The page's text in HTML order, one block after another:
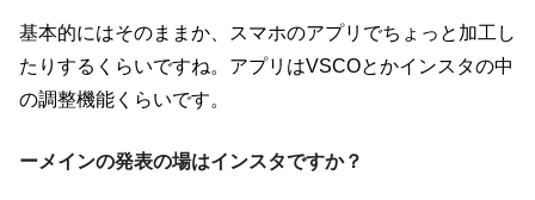
基本的にはそのままか、スマホのアプリでちょっと加工し
たりするくらいですね。アプリはVSCOとかインスタの中
の調整機能くらいです。
ーメインの発表の場はインスタですか？